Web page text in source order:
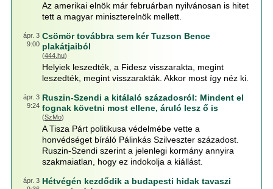
Az amerikai elnök már februárban nyilvánosan is hitet
tett a magyar miniszterelnök mellett.
ápr. 3
9:00
Csömör továbbra sem kér Tuzson Bence
plakátjaiból
(444.hu)
Helyiek leszedték, a Fidesz visszarakta, megint
leszedték, megint visszarakták. Akkor most így néz ki.
ápr. 3
9:24
Ruszin-Szendi a kitálaló századosról: Mindent el
fognak követni most ellene, áruló lesz ő is
(SzMo)
A Tisza Párt politikusa védelmébe vette a
honvédséget bíráló Pálinkás Szilveszter századost.
Ruszin-Szendi szerint a jelenlegi kormány annyira
szakmaiatlan, hogy ez indokolja a kiállást.
ápr. 3 Hétvégén kezdődik a budapesti hidak tavaszi